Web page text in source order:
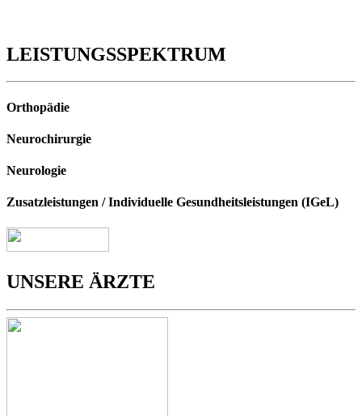
LEISTUNGSSPEKTRUM
Orthopädie
Neurochirurgie
Neurologie
Zusatzleistungen /Individuelle Gesundheitsleistungen (IGeL)
UNSERE ÄRZTE